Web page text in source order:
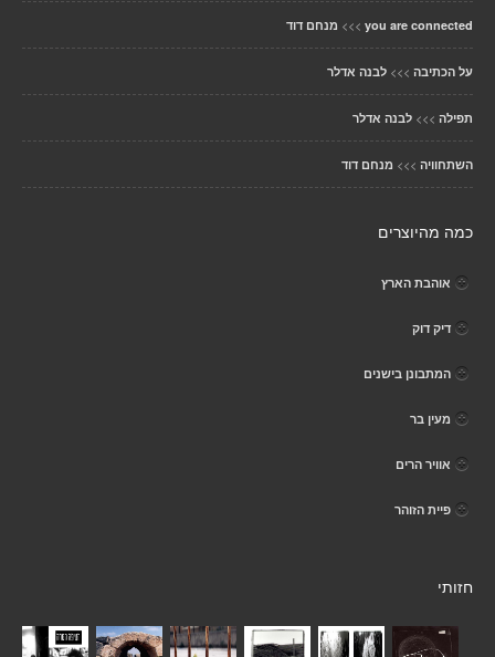
you are connected
>>> מנחם דוד
על הכתיבה >>> לבנה אדלר
תפילה >>> לבנה אדלר
השתחוויה >>> מנחם דוד
כמה מהיוצרים
אוהבת הארץ
דיק דוק
המתבונן בישנים
מעין בר
אוויר הרים
פיית הזוהר
חזותי